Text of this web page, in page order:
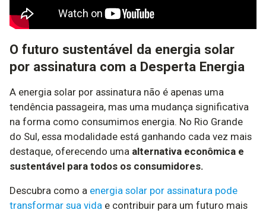
O futuro sustentável da energia solar
por assinatura com a Desperta Energia
A energia solar por assinatura não é apenas uma
tendência passageira, mas uma mudança significativa
na forma como consumimos energia. No Rio Grande
do Sul, essa modalidade está ganhando cada vez mais
destaque, oferecendo uma alternativa econômica e
sustentável para todos os consumidores.
Descubra como a energia solar por assinatura pode
transformar sua vida e contribuir para um futuro mais